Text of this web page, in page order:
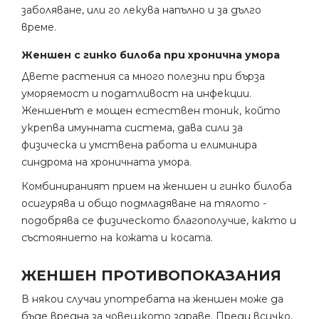
заболяване, или го лекува напълно и за дълго
време.
Женшен с гинко билоба при хронична умора
Двете растения са много полезни при бърза
уморяемост и податливост на инфекции.
Женшенът е мощен естествен тоник, който
укрепва имунната система, дава сили за
физическа и умствена работа и елиминира
синдрома на хроничната умора.
Комбинираният прием на женшен и гинко билоба
осигурява и общо подмладяване на тялото -
подобрява се физическото благополучие, както и
състоянието на кожата и косата.
ЖЕНШЕН ПРОТИВОПОКАЗАНИЯ
В някои случаи употребата на женшен може да
бъде вредна за човешкото здраве. Преди всичко,